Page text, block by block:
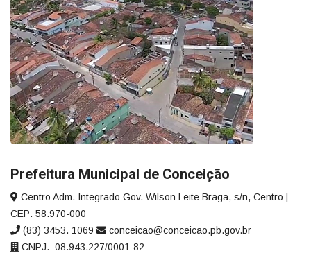
Prefeitura Municipal de Conceição
Centro Adm. Integrado Gov. Wilson Leite Braga, s/n, Centro |
CEP: 58.970-000
(83) 3453. 1069
conceicao@conceicao.pb.gov.br
CNPJ.: 08.943.227/0001-82